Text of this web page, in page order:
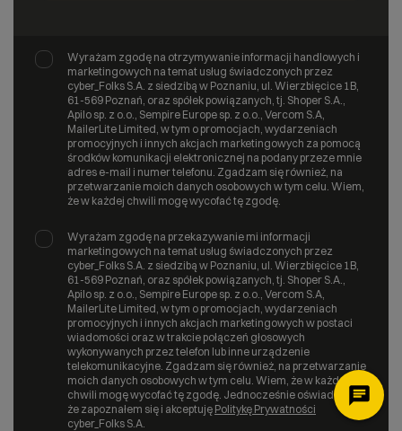
Wyrażam zgodę na otrzymywanie informacji handlowych i
marketingowych na temat usług świadczonych przez
cyber_Folks S.A. z siedzibą w Poznaniu, ul. Wierzbięcice 1B,
61-569 Poznań, oraz spółek powiązanych, tj. Shoper S.A.,
Apilo sp. z o.o., Sempire Europe sp. z o.o., Vercom S.A,
MailerLite Limited, w tym o promocjach, wydarzeniach
promocyjnych i innych akcjach marketingowych za pomocą
środków komunikacji elektronicznej na podany przeze mnie
adres e-mail i numer telefonu. Zgadzam się również, na
przetwarzanie moich danych osobowych w tym celu. Wiem,
że w każdej chwili mogę wycofać tę zgodę.
Wyrażam zgodę na przekazywanie mi informacji
marketingowych na temat usług świadczonych przez
cyber_Folks S.A. z siedzibą w Poznaniu, ul. Wierzbięcice 1B,
61-569 Poznań, oraz spółek powiązanych, tj. Shoper S.A.,
Apilo sp. z o.o., Sempire Europe sp. z o.o., Vercom S.A,
MailerLite Limited, w tym o promocjach, wydarzeniach
promocyjnych i innych akcjach marketingowych w postaci
wiadomości oraz w trakcie połączeń głosowych
wykonywanych przez telefon lub inne urządzenie
telekomunikacyjne. Zgadzam się również, na przetwarzanie
moich danych osobowych w tym celu. Wiem, że w każdej
chwili mogę wycofać tę zgodę. Jednocześnie oświadczam,
że zapoznałem się i akceptuję Politykę Prywatności
cyber_Folks S.A.